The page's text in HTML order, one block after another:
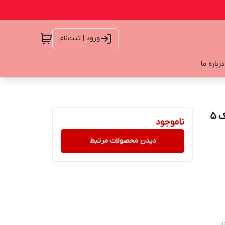
ورود | ثبت‌نام
درباره ما
شورت زنانه HIPSTER(جنیفری) گیپور دار برند esmara پک 5 ناموجود
دیدن محصولات مرتبط